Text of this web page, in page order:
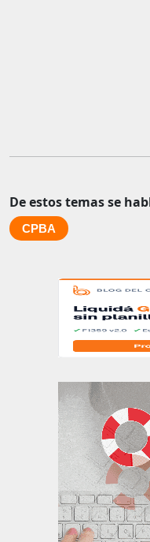
De estos temas se
CPBA